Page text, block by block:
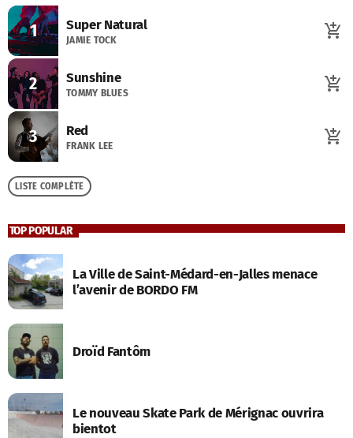
1 Super Natural
JAMIE TOCK add_shopping_cart
2 Sunshine
TOMMY BLUES add_shopping_cart
3 Red
FRANK LEE add_shopping_cart
LISTE COMPLÈTE
TOP POPULAR
La Ville de Saint-Médard-en-Jalles menace
l’avenir de BORDO FM
Droïd Fantôm
Le nouveau Skate Park de Mérignac ouvrira
bientot